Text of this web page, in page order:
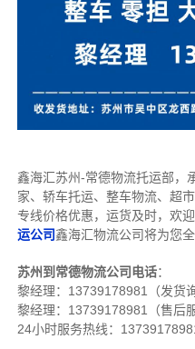
鑫海汇苏州-常德物流托运部，
家、轿车托运、整车物流、超
专线价格优惠，运货及时，欢
运公司鑫海汇物流公司将为您全
苏州到常德物流公司电话：
黎经理： 13739178981（发货询
黎经理：13739178981（售后服
24小时服务热线：